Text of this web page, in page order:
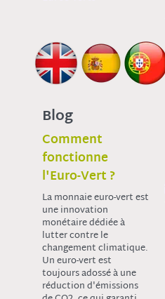
Blog
Comment
fonctionne
l'Euro-Vert ?
La monnaie euro-vert est
une innovation
monétaire dédiée à
lutter contre le
changement climatique.
Un euro-vert est
toujours adossé à une
réduction d'émissions